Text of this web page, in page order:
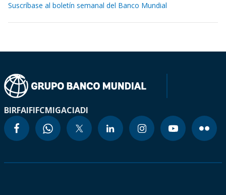
Suscríbase al boletín semanal del Banco Mundial
BIRFAIFIFCMIGACIADI